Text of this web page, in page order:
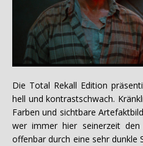
Die Total Rekall Edition
hell und kontrastschwach.
Farben und sichtbare
wer immer hier seinerzeit
offenbar durch eine sehr dunkle